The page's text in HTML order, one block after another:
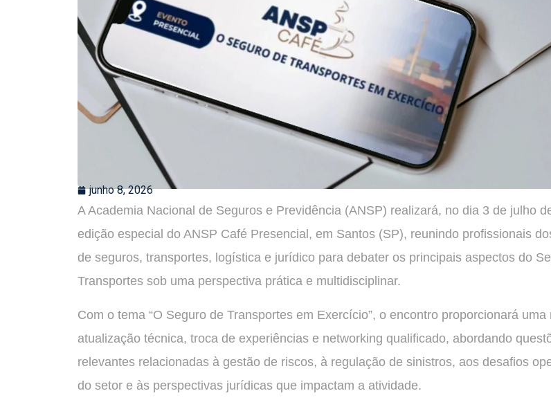
junho 8, 2026
A Academia Nacional de Seguros e Previdência (ANSP) realizará, no dia 3 de julho
edição especial do ANSP Café Presencial, em Santos (SP), reunindo profissionais
de seguros, transportes, logística e jurídico para debater os principais aspectos do
Transportes sob uma perspectiva prática e multidisciplinar.
Com o tema “O Seguro de Transportes em Exercício”, o encontro proporcionará uma
atualização técnica, troca de experiências e networking qualificado, abordando
relevantes relacionadas à gestão de riscos, à regulação de sinistros, aos desafios
do setor e às perspectivas jurídicas que impactam a atividade.